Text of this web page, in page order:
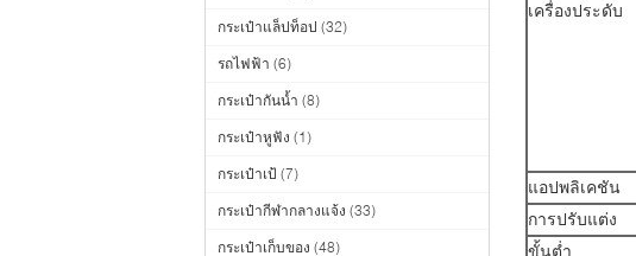
กระเป๋าแล็ปท็อป (32)
รถไฟฟ้า (6)
กระเป๋ากันน้ำ (8)
กระเป๋าหูฟัง (1)
กระเป๋าเป้ (7)
กระเป๋ากีฬากลางแจ้ง (33)
กระเป๋าเก็บของ (48)
เครื่องประดับ
แอปพลิเคชัน
การปรับแต่ง
ขั้นต่ำ